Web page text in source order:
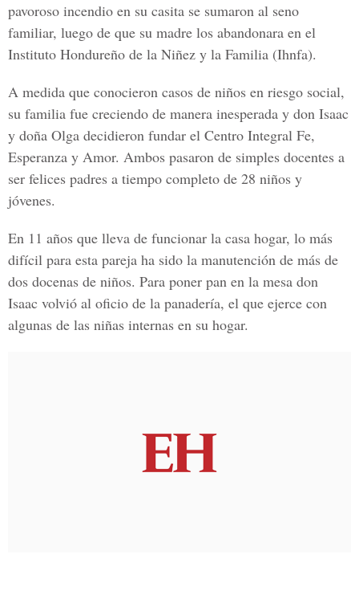
pavoroso incendio en su casita se sumaron al seno
familiar, luego de que su madre los abandonara en el
Instituto Hondureño de la Niñez y la Familia (Ihnfa).
A medida que conocieron casos de niños en riesgo social,
su familia fue creciendo de manera inesperada y don Isaac
y doña Olga decidieron fundar el Centro Integral Fe,
Esperanza y Amor. Ambos pasaron de simples docentes a
ser felices padres a tiempo completo de 28 niños y
jóvenes.
En 11 años que lleva de funcionar la casa hogar, lo más
difícil para esta pareja ha sido la manutención de más de
dos docenas de niños. Para poner pan en la mesa don
Isaac volvió al oficio de la panadería, el que ejerce con
algunas de las niñas internas en su hogar.